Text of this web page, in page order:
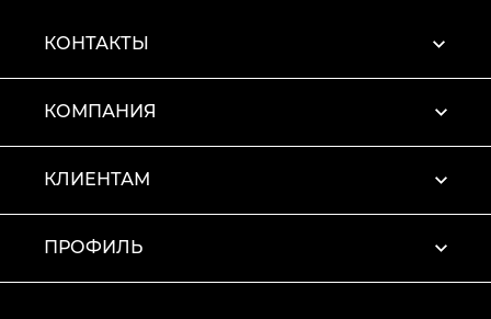
КОНТАКТЫ
КОМПАНИЯ
КЛИЕНТАМ
ПРОФИЛЬ